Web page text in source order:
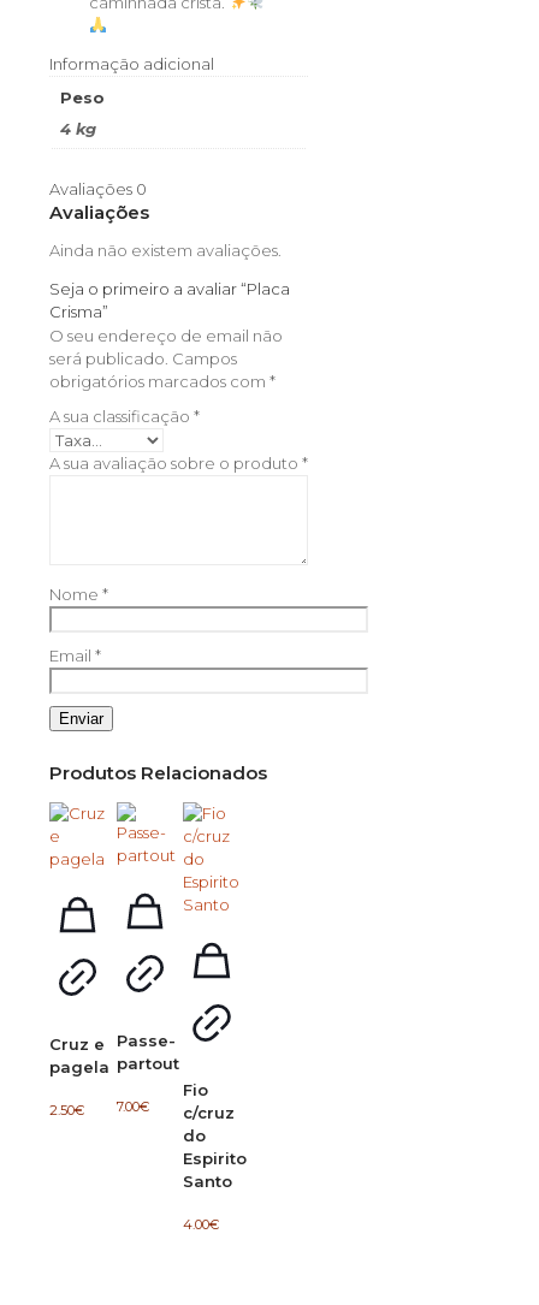
Informação adicional
Peso
4 kg
Avaliações 0
Avaliações
Ainda não existem avaliações.
Seja o primeiro a avaliar “Placa
Crisma”
O seu endereço de email não
será publicado. Campos
obrigatórios marcados com *
A sua classificação *
A sua avaliação sobre o produto *
Nome *
Email *
Produtos Relacionados
Cruz e
pagela
2.50€
Passe-
partout
7.00€
Fio
c/cruz
do
Espirito
Santo
4.00€